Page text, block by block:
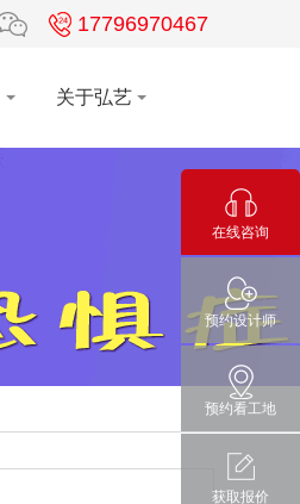
17796970467
关于弘艺
在线咨询
预约设计师
预约看工地
获取报价